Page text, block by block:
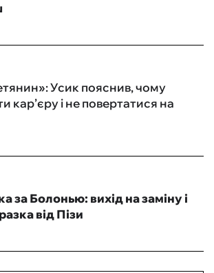
Усик пояснив, чому
кар’єру і не повертатися на
за Болонью: вихід на заміну і
від Пізи